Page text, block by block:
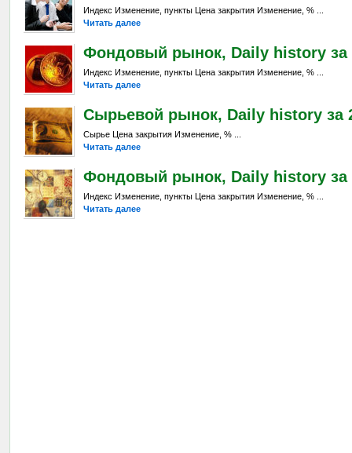
Индекс Изменение, пункты Цена закрытия Изменение, % ...
Читать далее
Фондовый рынок, Daily history за
Индекс Изменение, пункты Цена закрытия Изменение, % ...
Читать далее
Сырьевой рынок, Daily history за
Сырье Цена закрытия Изменение, % ...
Читать далее
Фондовый рынок, Daily history за
Индекс Изменение, пункты Цена закрытия Изменение, % ...
Читать далее